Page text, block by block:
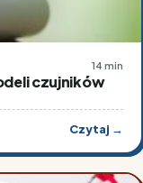
14 min
czujników
Czytaj →